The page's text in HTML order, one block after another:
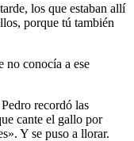
los que estaban allí
porque tú también
no conocía a ese
recordó las
cante el gallo por
Y se puso a llorar.